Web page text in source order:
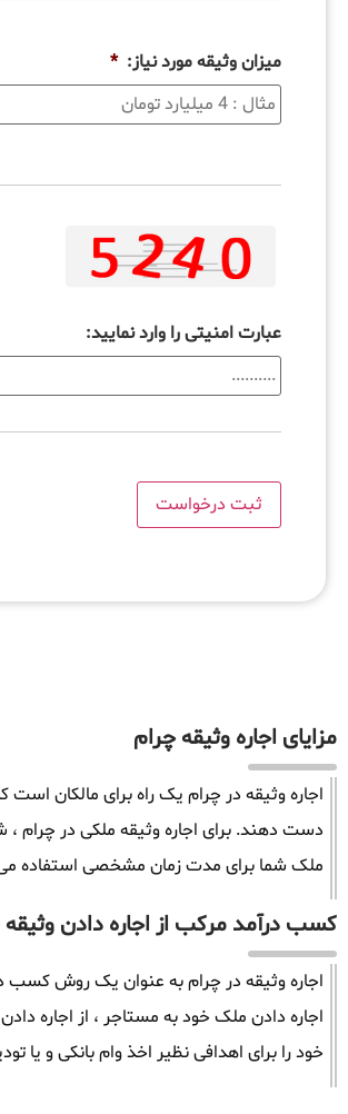
میزان وثیقه مورد نیاز: *
عبارت امنیتی را وارد نمایید:
مزایای اجاره وثیقه چرام
اجاره وثیقه در چرام یک راه برای مالکان
دست دهند. برای اجاره وثیقه ملکی در چرام
ملک شما برای مدت زمان مشخصی استفاده
کسب درآمد مرکب از اجاره دادن
اجاره وثیقه در چرام به عنوان یک روش کسب
اجاره دادن ملک خود به مستاجر ، از اجاره
خود را برای اهدافی نظیر اخذ وام بانکی و یا